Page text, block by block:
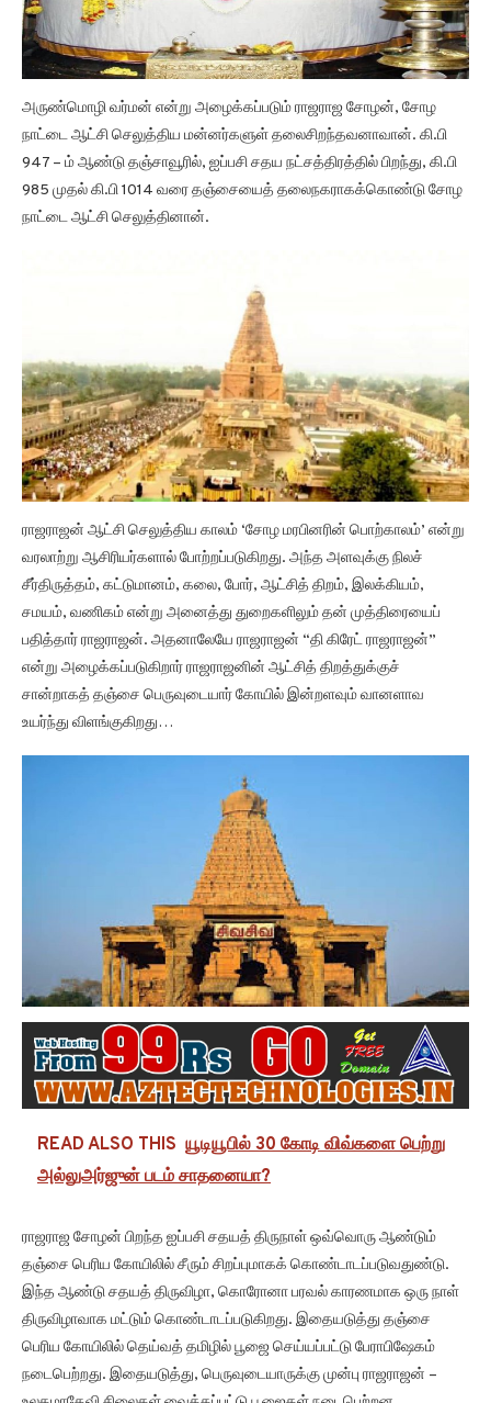
அருண்மொழி வர்மன் என்று அழைக்கப்படும் ராஜராஜ சோழன், சோழ
நாட்டை ஆட்சி செலுத்திய மன்னர்களுள் தலைசிறந்தவனாவான். கி.பி
947 – ம் ஆண்டு தஞ்சாவூரில், ஐப்பசி சதய நட்சத்திரத்தில் பிறந்து, கி.பி
985 முதல் கி.பி 1014 வரை தஞ்சையைத் தலைநகராகக்கொண்டு சோழ
நாட்டை ஆட்சி செலுத்தினான்.
ராஜராஜன் ஆட்சி செலுத்திய காலம் ‘சோழ மரபினரின் பொற்காலம்’ என்று
வரலாற்று ஆசிரியர்களால் போற்றப்படுகிறது. அந்த அளவுக்கு நிலச்
சீர்திருத்தம், கட்டுமானம், கலை, போர், ஆட்சித் திறம், இலக்கியம்,
சமயம், வணிகம் என்று அனைத்து துறைகளிலும் தன் முத்திரையைப்
பதித்தார் ராஜராஜன். அதனாலேயே ராஜராஜன் “தி கிரேட் ராஜராஜன்”
என்று அழைக்கப்படுகிறார் ராஜராஜனின் ஆட்சித் திறத்துக்குச்
சான்றாகத் தஞ்சை பெருவுடையார் கோயில் இன்றளவும் வானளாவ
உயர்ந்து விளங்குகிறது…
READ ALSO THIS யூடியூபில் 30 கோடி விவ்களை பெற்று
அல்லுஅர்ஜுன் படம் சாதனையா?
ராஜராஜ சோழன் பிறந்த ஐப்பசி சதயத் திருநாள் ஒவ்வொரு ஆண்டும்
தஞ்சை பெரிய கோயிலில் சீரும் சிறப்புமாகக் கொண்டாடப்படுவதுண்டு.
இந்த ஆண்டு சதயத் திருவிழா, கொரோனா பரவல் காரணமாக ஒரு நாள்
திருவிழாவாக மட்டும் கொண்டாடப்படுகிறது. இதையடுத்து தஞ்சை
பெரிய கோயிலில் தெய்வத் தமிழில் பூஜை செய்யப்பட்டு பேராபிஷேகம்
நடைபெற்றது. இதையடுத்து, பெருவுடையாருக்கு முன்பு ராஜராஜன் –